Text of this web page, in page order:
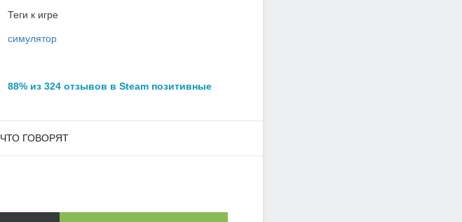
Теги к игре
симулятор
88% из 324 отзывов в Steam позитивные
ЧТО ГОВОРЯТ